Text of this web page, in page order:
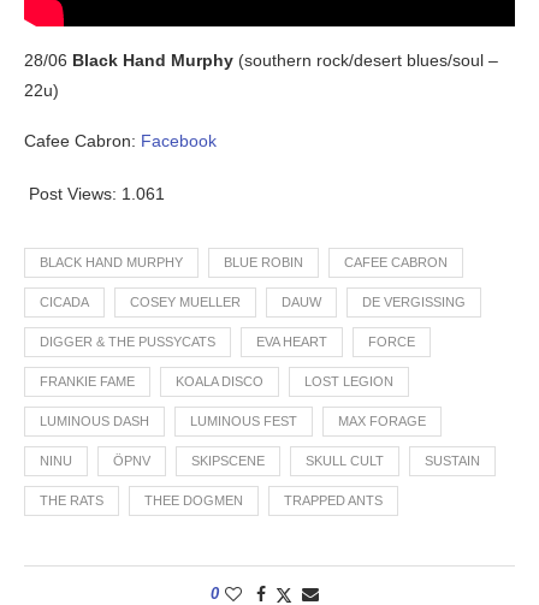
28/06 Black Hand Murphy (southern rock/desert blues/soul –
22u)
Cafee Cabron: Facebook
Post Views: 1.061
BLACK HAND MURPHY BLUE ROBIN CAFEE CABRON
CICADA COSEY MUELLER DAUW DE VERGISSING
DIGGER & THE PUSSYCATS EVA HEART FORCE
FRANKIE FAME KOALA DISCO LOST LEGION
LUMINOUS DASH LUMINOUS FEST MAX FORAGE
NINU ÖPNV SKIPSCENE SKULL CULT SUSTAIN
THE RATS THEE DOGMEN TRAPPED ANTS
0